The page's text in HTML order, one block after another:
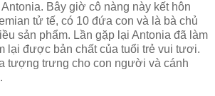
Bây giờ cô nàng này kết hôn
tử tế, có 10 đứa con và là bà chủ
sản phẩm. Lần gặp lại Antonia đã làm
lại được bản chất của tuổi trẻ vui tươi.
tượng trưng cho con người và cánh